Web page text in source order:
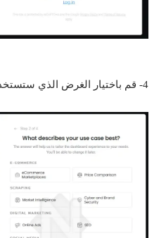
4- قم باختيار الغرض الذي ستستخدم فيه البروكسي المدفوع.